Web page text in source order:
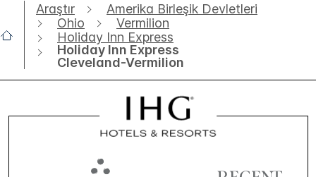
Araştır
Amerika Birleşik Devletleri
Ohio
Vermilion
Holiday Inn Express
Holiday Inn Express
Cleveland-Vermilion